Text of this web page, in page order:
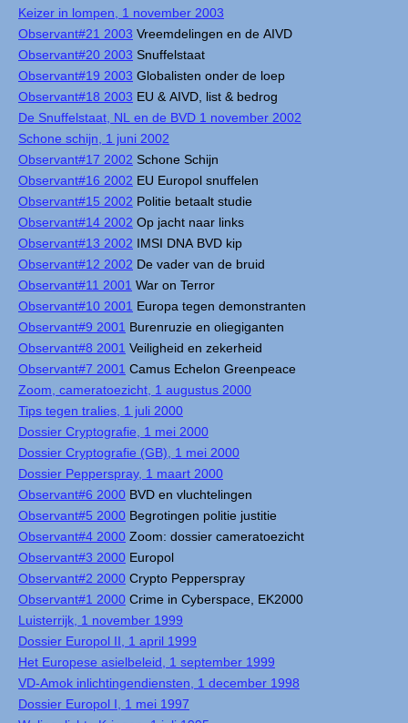
Keizer in lompen, 1 november 2003
Observant#21 2003 Vreemdelingen en de AIVD
Observant#20 2003 Snuffelstaat
Observant#19 2003 Globalisten onder de loep
Observant#18 2003 EU & AIVD, list & bedrog
De Snuffelstaat, NL en de BVD 1 november 2002
Schone schijn, 1 juni 2002
Observant#17 2002 Schone Schijn
Observant#16 2002 EU Europol snuffelen
Observant#15 2002 Politie betaalt studie
Observant#14 2002 Op jacht naar links
Observant#13 2002 IMSI DNA BVD kip
Observant#12 2002 De vader van de bruid
Observant#11 2001 War on Terror
Observant#10 2001 Europa tegen demonstranten
Observant#9 2001 Burenruzie en oliegiganten
Observant#8 2001 Veiligheid en zekerheid
Observant#7 2001 Camus Echelon Greenpeace
Zoom, cameratoezicht, 1 augustus 2000
Tips tegen tralies, 1 juli 2000
Dossier Cryptografie, 1 mei 2000
Dossier Cryptografie (GB), 1 mei 2000
Dossier Pepperspray, 1 maart 2000
Observant#6 2000 BVD en vluchtelingen
Observant#5 2000 Begrotingen politie justitie
Observant#4 2000 Zoom: dossier cameratoezicht
Observant#3 2000 Europol
Observant#2 2000 Crypto Pepperspray
Observant#1 2000 Crime in Cyberspace, EK2000
Luisterrijk, 1 november 1999
Dossier Europol II, 1 april 1999
Het Europese asielbeleid, 1 september 1999
VD-Amok inlichtingendiensten, 1 december 1998
Dossier Europol I, 1 mei 1997